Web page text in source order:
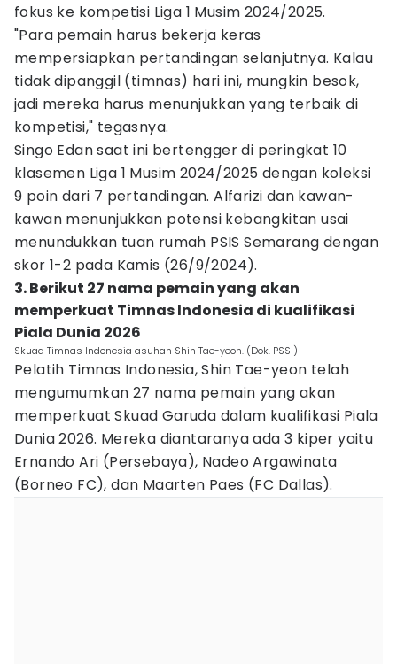
fokus ke kompetisi Liga 1 Musim 2024/2025.
"Para pemain harus bekerja keras
mempersiapkan pertandingan selanjutnya. Kalau
tidak dipanggil (timnas) hari ini, mungkin besok,
jadi mereka harus menunjukkan yang terbaik di
kompetisi," tegasnya.
Singo Edan saat ini bertengger di peringkat 10
klasemen Liga 1 Musim 2024/2025 dengan koleksi
9 poin dari 7 pertandingan. Alfarizi dan kawan-
kawan menunjukkan potensi kebangkitan usai
menundukkan tuan rumah PSIS Semarang dengan
skor 1-2 pada Kamis (26/9/2024).
3. Berikut 27 nama pemain yang akan
memperkuat Timnas Indonesia di kualifikasi
Piala Dunia 2026
Skuad Timnas Indonesia asuhan Shin Tae-yeon. (Dok. PSSI)
Pelatih Timnas Indonesia, Shin Tae-yeon telah
mengumumkan 27 nama pemain yang akan
memperkuat Skuad Garuda dalam kualifikasi Piala
Dunia 2026. Mereka diantaranya ada 3 kiper yaitu
Ernando Ari (Persebaya), Nadeo Argawinata
(Borneo FC), dan Maarten Paes (FC Dallas).